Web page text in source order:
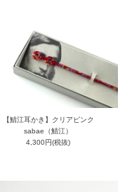
【鯖江耳かき】クリアピンク
sabae（鯖江）
4,300円(税抜)